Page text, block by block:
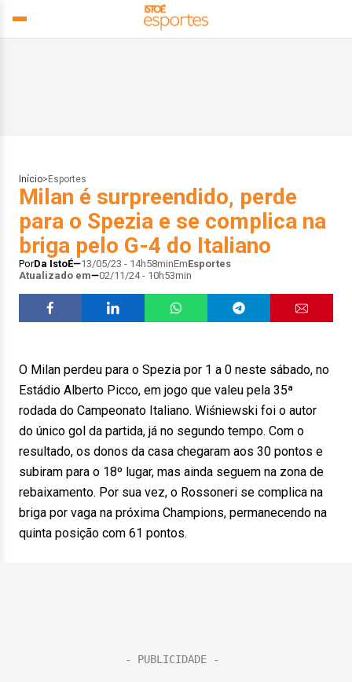
Início> Esportes
Milan é surpreendido, perde
para o Spezia e se complica na
briga pelo G-4 do Italiano
PorDa IstoÉ 13/05/23 - 14h58minEmEsportes
Atualizado em
02/11/24 - 10h53min
O Milan perdeu para o Spezia por 1 a 0 neste sábado, no
Estádio Alberto Picco, em jogo que valeu pela 35ª
rodada do Campeonato Italiano. Wiśniewski foi o autor
do único gol da partida, já no segundo tempo. Com o
resultado, os donos da casa chegaram aos 30 pontos e
subiram para o 18º lugar, mas ainda seguem na zona de
rebaixamento. Por sua vez, o Rossoneri se complica na
briga por vaga na próxima Champions, permanecendo na
quinta posição com 61 pontos.